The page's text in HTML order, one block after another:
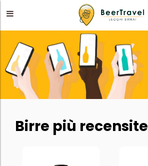
Birre più recensite